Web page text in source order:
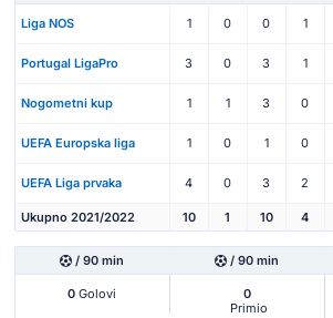
Liga NOS 1 0 0 1
Portugal LigaPro 3 0 3 1
Nogometni kup 1 1 3 0
UEFA Europska liga 1 0 1 0
UEFA Liga prvaka 4 0 3 2
Ukupno 2021/2022 10 1 10 4
/ 90 min / 90 min
0 Golovi
0
Primio